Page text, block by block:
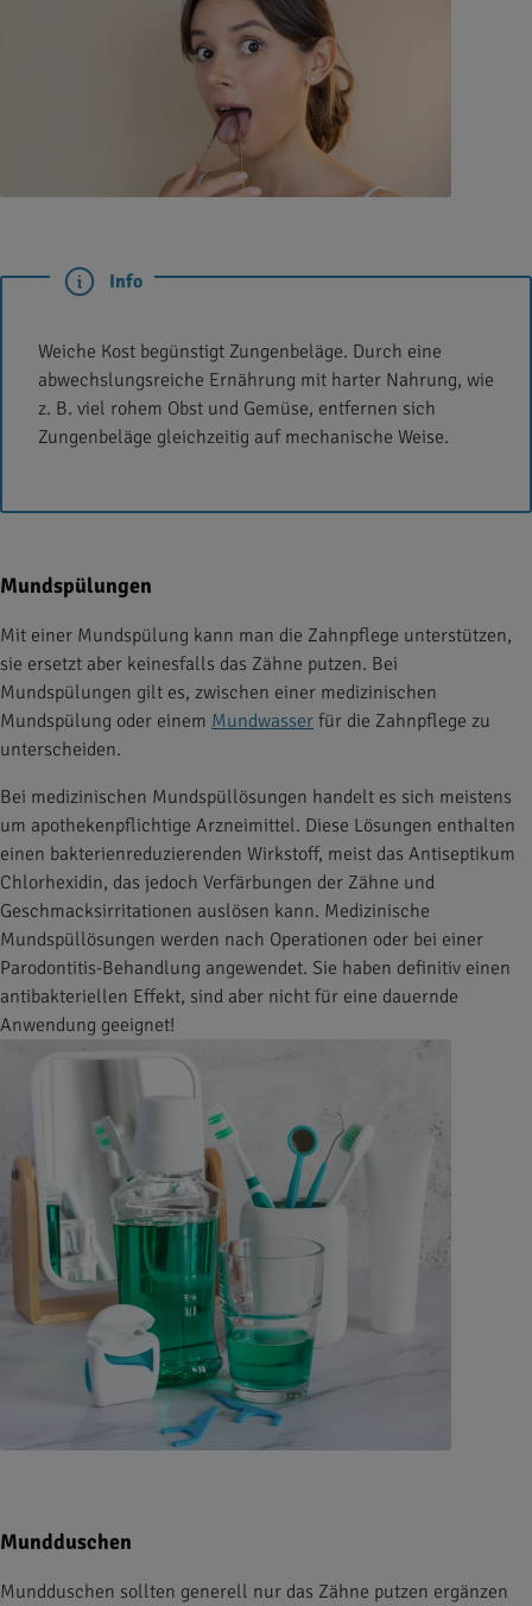
Info
Weiche Kost begünstigt Zungenbeläge. Durch eine
abwechslungsreiche Ernährung mit harter Nahrung, wie
z. B. viel rohem Obst und Gemüse, entfernen sich
Zungenbeläge gleichzeitig auf mechanische Weise.
Mundspülungen
Mit einer Mundspülung kann man die Zahnpflege unterstützen,
sie ersetzt aber keinesfalls das Zähne putzen. Bei
Mundspülungen gilt es, zwischen einer medizinischen
Mundspülung oder einem Mundwasser für die Zahnpflege zu
unterscheiden.
Bei medizinischen Mundspüllösungen handelt es sich meistens
um apothekenpflichtige Arzneimittel. Diese Lösungen enthalten
einen bakterienreduzierenden Wirkstoff, meist das Antiseptikum
Chlorhexidin, das jedoch Verfärbungen der Zähne und
Geschmacksirritationen auslösen kann. Medizinische
Mundspüllösungen werden nach Operationen oder bei einer
Parodontitis-Behandlung angewendet. Sie haben definitiv einen
antibakteriellen Effekt, sind aber nicht für eine dauernde
Anwendung geeignet!
Mundduschen
Mundduschen sollten generell nur das Zähne putzen ergänzen